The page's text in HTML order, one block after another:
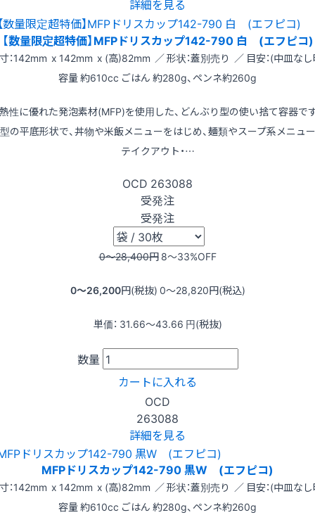
詳細を見る
【数量限定超特価】MFPドリスカップ142-790 白 (エフピコ)
：142mm x 142mm x (高)82mm ／ 形状：蓋別売り ／ 目安：(中皿な
容量 約610cc ごはん 約280g、ペンネ約260g
性に優れた発泡素材(MFP)を使用した、どんぶり型の使い捨て容器で
の平底形状で、丼物や米飯メニューをはじめ、麺類やスープ系メニュ
テイクアウト・…
OCD 263088
受発注
受発注
0〜28,400円 8〜33%OFF
0〜26,200円(税抜) 0〜28,820円(税込)
単価： 31.66〜43.66 円(税抜)
数量
カートに入れる
OCD
263088
詳細を見る
MFPドリスカップ142-790 黒W (エフピコ)
：142mm x 142mm x (高)82mm ／ 形状：蓋別売り ／ 目安：(中皿な
容量 約610cc ごはん 約280g、ペンネ約260g